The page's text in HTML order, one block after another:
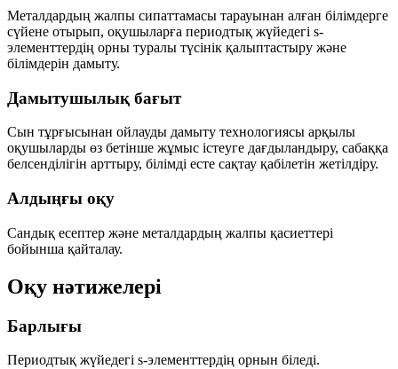
Металдардың жалпы сипаттамасы тарауынан алған білімдерге
сүйене отырып, оқушыларға периодтық жүйедегі s-
элементтердің орны туралы түсінік қалыптастыру және
білімдерін дамыту.
Дамытушылық бағыт
Сын тұрғысынан ойлауды дамыту технологиясы арқылы
оқушыларды өз бетінше жұмыс істеуге дағдыландыру, сабаққа
белсенділігін арттыру, білімді есте сақтау қабілетін жетілдіру.
Алдыңғы оқу
Сандық есептер және металдардың жалпы қасиеттері
бойынша қайталау.
Оқу нәтижелері
Барлығы
Периодтық жүйедегі s-элементтердің орнын біледі.